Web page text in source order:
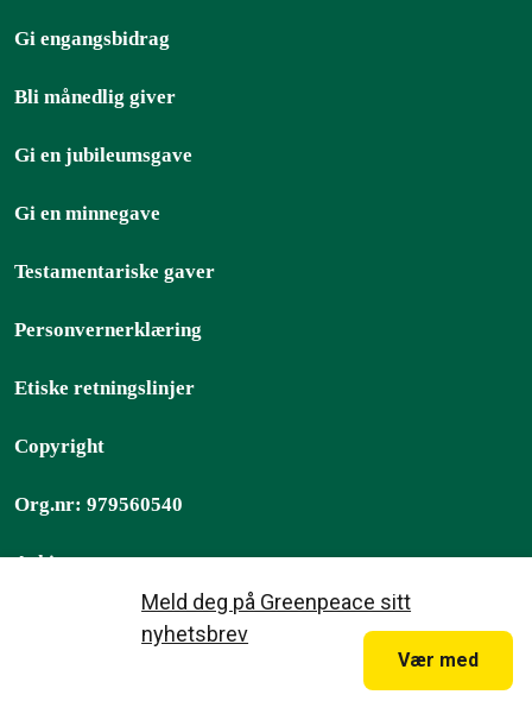
Meld deg på Greenpeace sitt
nyhetsbrev
Vær med
Gi engangsbidrag
Bli månedlig giver
Gi en jubileumsgave
Gi en minnegave
Testamentariske gaver
Personvernerklæring
Etiske retningslinjer
Copyright
Org.nr: 979560540
Arkiv
Greenpeace Norge 2026
, er teksten på denne hjemmesiden